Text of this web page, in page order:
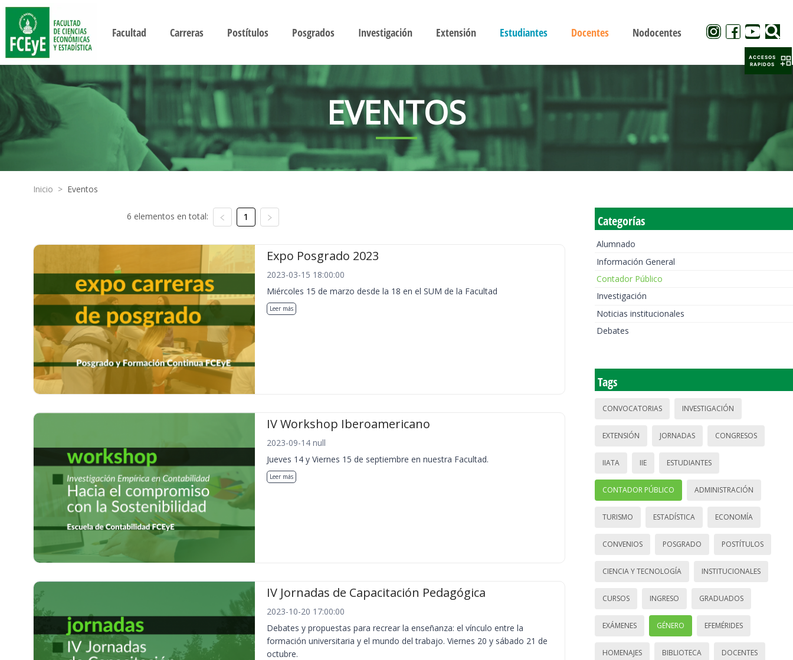
Facultad Carreras Postítulos Posgrados Investigación Extensión Estudiantes Docentes Nodocentes
EVENTOS
Inicio > Eventos
6 elementos en total: 1
Expo Posgrado 2023
2023-03-15 18:00:00
Miércoles 15 de marzo desde la 18 en el SUM de la Facultad
Leer más
IV Workshop Iberoamericano
2023-09-14 null
Jueves 14 y Viernes 15 de septiembre en nuestra Facultad.
Leer más
IV Jornadas de Capacitación Pedagógica
2023-10-20 17:00:00
Debates y propuestas para recrear la enseñanza: el vínculo entre la
formación universitaria y el mundo del trabajo. Viernes 20 y sábado 21 de
octubre.
Categorías
Alumnado
Información General
Contador Público
Investigación
Noticias institucionales
Debates
Tags
CONVOCATORIAS INVESTIGACIÓN
EXTENSIÓN JORNADAS CONGRESOS
IIATA IIE ESTUDIANTES
CONTADOR PÚBLICO ADMINISTRACIÓN
TURISMO ESTADÍSTICA ECONOMÍA
CONVENIOS POSGRADO POSTÍTULOS
CIENCIA Y TECNOLOGÍA INSTITUCIONALES
CURSOS INGRESO GRADUADOS
EXÁMENES GÉNERO EFEMÉRIDES
HOMENAJES BIBLIOTECA DOCENTES
ACCESOS
RAPIDOS